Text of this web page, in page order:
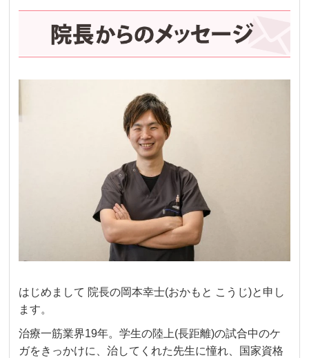
はじめまして 院長の岡本幸士(おかもと こうじ)と申し
ます。
治療一筋業界19年。学生の陸上(長距離)の試合中のケ
ガをきっかけに、治してくれた先生に憧れ、
国家資格